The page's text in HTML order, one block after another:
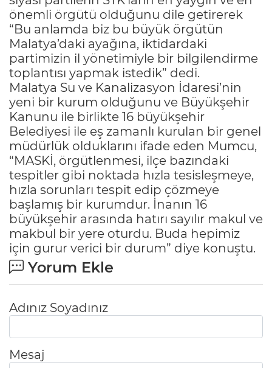
önemli örgütü olduğunu dile getirerek
“Bu anlamda biz bu büyük örgütün
Malatya’daki ayağına, iktidardaki
partimizin il yönetimiyle bir bilgilendirme
toplantısı yapmak istedik” dedi.
Malatya Su ve Kanalizasyon İdaresi’nin
yeni bir kurum olduğunu ve Büyükşehir
Kanunu ile birlikte 16 büyükşehir
Belediyesi ile eş zamanlı kurulan bir genel
müdürlük olduklarını ifade eden Mumcu,
“MASKİ, örgütlenmesi, ilçe bazındaki
tespitler gibi noktada hızla tesisleşmeye,
hızla sorunları tespit edip çözmeye
başlamış bir kurumdur. İnanın 16
büyükşehir arasında hatırı sayılır makul ve
makbul bir yere oturdu. Buda hepimiz
için gurur verici bir durum” diye konuştu.
Yorum Ekle
Adınız Soyadınız
Mesaj